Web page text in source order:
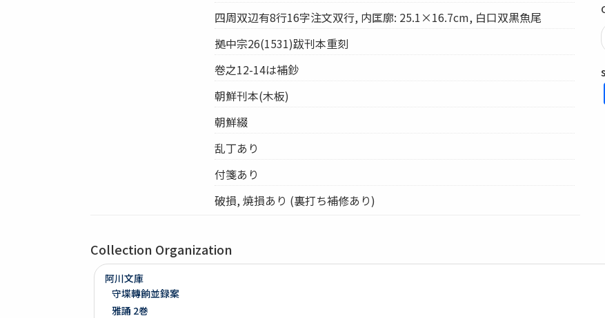
四周双辺有8行16字注文双行, 内匡廓: 25.1×16.7cm, 白口双黒魚尾
拠中宗26(1531)跋刊本重刻
卷之12-14は補鈔
朝鮮刊本(木板)
朝鮮綴
乱丁あり
付箋あり
破損, 焼損あり (裏打ち補修あり)
Collection Organization
阿川文庫
守堞轉餉並録案
雅誦 2巻